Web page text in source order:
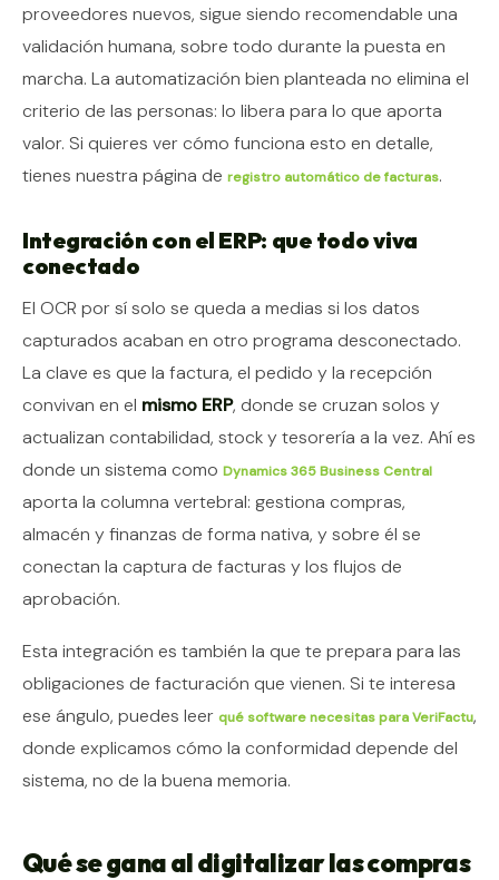
proveedores nuevos, sigue siendo recomendable una
validación humana, sobre todo durante la puesta en
marcha. La automatización bien planteada no elimina el
criterio de las personas: lo libera para lo que aporta
valor. Si quieres ver cómo funciona esto en detalle,
tienes nuestra página de registro automático de facturas.
Integración con el ERP: que todo viva
conectado
El OCR por sí solo se queda a medias si los datos
capturados acaban en otro programa desconectado.
La clave es que la factura, el pedido y la recepción
convivan en el mismo ERP, donde se cruzan solos y
actualizan contabilidad, stock y tesorería a la vez. Ahí es
donde un sistema como Dynamics 365 Business Central
aporta la columna vertebral: gestiona compras,
almacén y finanzas de forma nativa, y sobre él se
conectan la captura de facturas y los flujos de
aprobación.
Esta integración es también la que te prepara para las
obligaciones de facturación que vienen. Si te interesa
ese ángulo, puedes leer qué software necesitas para VeriFactu,
donde explicamos cómo la conformidad depende del
sistema, no de la buena memoria.
Qué se gana al digitalizar las compras